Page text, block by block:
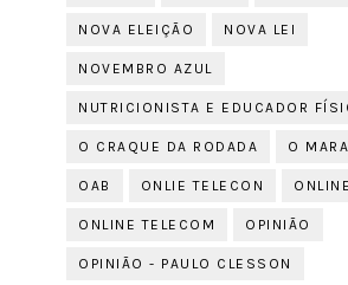
NOVA ELEIÇÃO NOVA LEI
NOVEMBRO AZUL
NUTRICIONISTA E EDUCADOR
O CRAQUE DA RODADA O
OAB ONLIE TELECON ONLINE
ONLINE TELECOM OPINIÃO
OPINIÃO - PAULO CLESSON